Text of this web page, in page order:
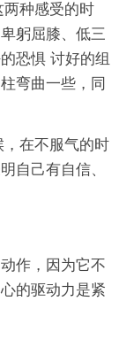
种感受的时
躬屈膝、低三
恐惧 讨好的组
弯曲一些，同
在不服气的时
自己有自信、
作，因为它不
的驱动力是紧